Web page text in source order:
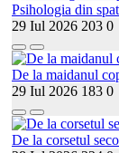
Psihologia din
29 Iul 2026 203 0
De la maidanul
29 Iul 2026 183 0
De la corsetul